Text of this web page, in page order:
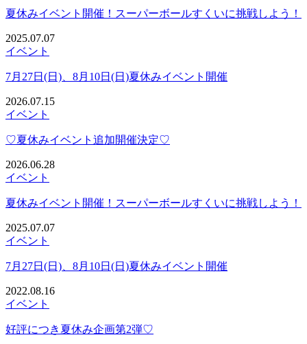
夏休みイベント開催！スーパーボールすくいに挑戦しよう！
2025.07.07
イベント
7月27日(日)、8月10日(日)夏休みイベント開催
2026.07.15
イベント
♡夏休みイベント追加開催決定♡
2026.06.28
イベント
夏休みイベント開催！スーパーボールすくいに挑戦しよう！
2025.07.07
イベント
7月27日(日)、8月10日(日)夏休みイベント開催
2022.08.16
イベント
好評につき夏休み企画第2弾♡